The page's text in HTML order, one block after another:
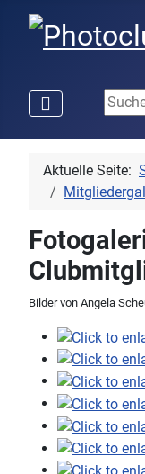
Aktuelle Seite:
Bilder von Angela